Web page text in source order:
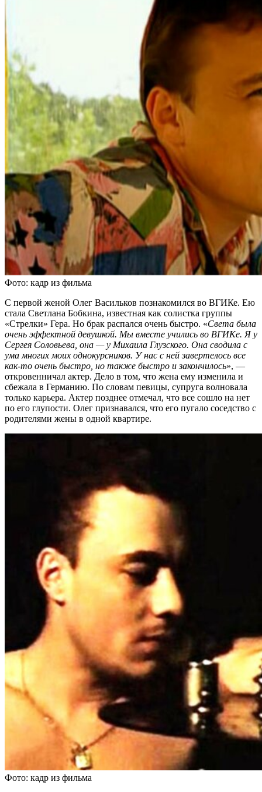
Фото: кадр из фильма
С первой женой Олег Васильков познакомился во ВГИКе. Ею
стала Светлана Бобкина, известная как солистка группы
«Стрелки» Гера. Но брак распался очень быстро. «Света была
очень эффектной девушкой. Мы вместе учились во ВГИКе. Я у
Сергея Соловьева, она — у Михаила Глузского. Она сводила с
ума многих моих однокурсников. У нас с ней завертелось все
как-то очень быстро, но также быстро и закончилось», —
откровенничал актер. Дело в том, что жена ему изменила и
сбежала в Германию. По словам певицы, супруга волновала
только карьера. Актер позднее отмечал, что все сошло на нет
по его глупости. Олег признавался, что его пугало соседство с
родителями жены в одной квартире.
Фото: кадр из фильма